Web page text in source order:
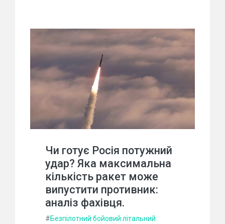
Чи готує Росія потужний
удар? Яка максимальна
кількість ракет може
випустити противник:
аналіз фахівця.
#Безпілотний бойовий літальний